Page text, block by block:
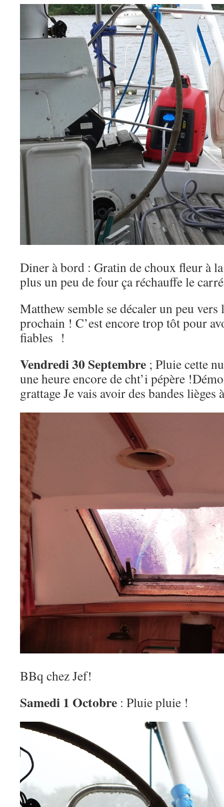
Diner à bord : Gratin de choux fleur à
plus un peu de four ça réchauffe le
Matthew semble se décaler un peu
prochain ! C’est encore trop tôt pour
fiables !
Vendredi 30 Septembre ; Pluie cette
une heure encore de cht’i pépère
grattage Je vais avoir des bandes
BBq chez Jef!
Samedi 1 Octobre : Pluie pluie !